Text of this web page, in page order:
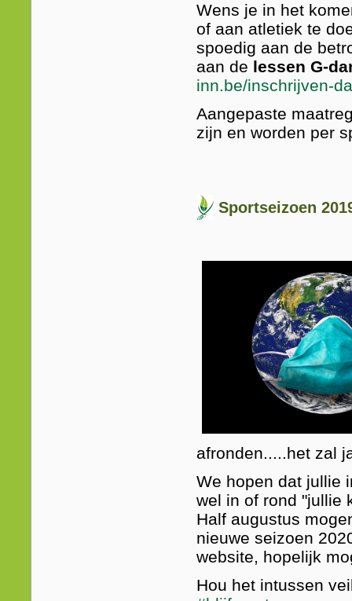
Wens je in het
of aan atletiek te
spoedig aan de
aan de lessen G-
inn.be/inschrijven-
Aangepaste
zijn en worden per
Sportseizoen
afronden.....het zal
We hopen dat jullie
wel in of rond "jullie
Half augustus
nieuwe seizoen
website, hopelijk
Hou het intussen